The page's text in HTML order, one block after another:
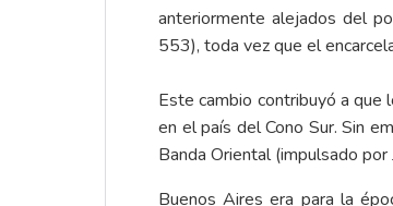
anteriormente alejados del
553), toda vez que el
Este cambio contribuyó a que
en el país del Cono Sur. Sin
Banda Oriental (impulsado
Buenos Aires era para la